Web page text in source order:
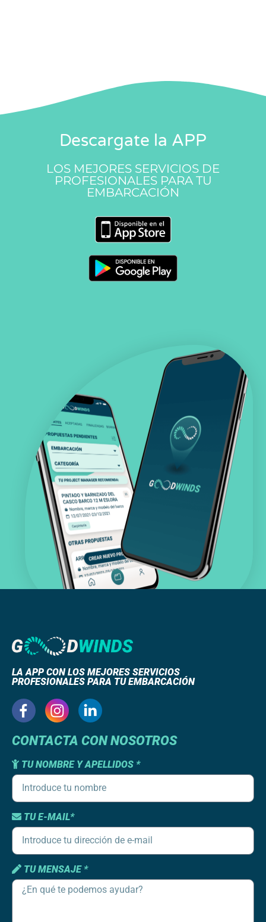
Descargate la APP
LOS MEJORES SERVICIOS DE
PROFESIONALES PARA TU
EMBARCACIÓN
LA APP CON LOS MEJORES SERVICIOS
PROFESIONALES PARA TU EMBARCACIÓN
CONTACTA CON NOSOTROS
TU NOMBRE Y APELLIDOS *
TU E-MAIL*
TU MENSAJE *